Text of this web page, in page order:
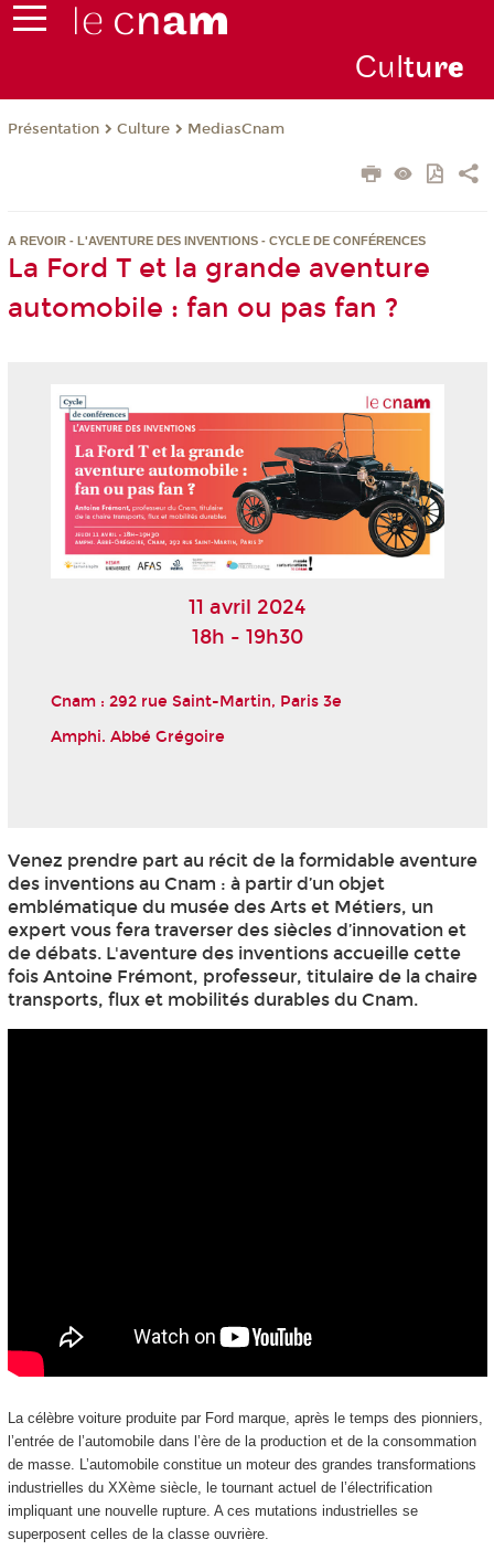
Culture
Présentation Culture MediasCnam
A REVOIR - L'AVENTURE DES INVENTIONS - CYCLE DE CONFÉRENCES
La Ford T et la grande aventure
automobile : fan ou pas fan ?
11 avril 2024
18h - 19h30
Cnam : 292 rue Saint-Martin, Paris 3e
Amphi. Abbé Grégoire
Venez prendre part au récit de la formidable aventure
des inventions au Cnam : à partir d’un objet
emblématique du musée des Arts et Métiers, un
expert vous fera traverser des siècles d’innovation et
de débats. L'aventure des inventions accueille cette
fois Antoine Frémont, professeur, titulaire de la chaire
transports, flux et mobilités durables du Cnam.
La célèbre voiture produite par Ford marque, après le temps des pionniers,
l’entrée de l’automobile dans l’ère de la production et de la consommation
de masse. L’automobile constitue un moteur des grandes transformations
industrielles du XXème siècle, le tournant actuel de l’électrification
impliquant une nouvelle rupture. A ces mutations industrielles se
superposent celles de la classe ouvrière.